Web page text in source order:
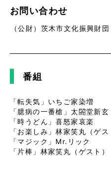
お問い合わせ
（公財）茨木市文化振興
番組
「転失気」いちご家染増
「臆病の一番槍」太閤堂新玄
「時うどん」喜怒家哀楽
「お楽しみ」林家笑丸（ゲス
「マジック」Mr.リック
「片棒」林家笑丸（ゲスト）